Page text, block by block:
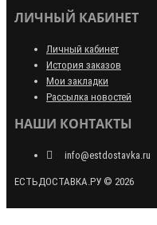
ЛИЧНЫЙ КАБИНЕТ
Личный кабинет
История заказов
Мои закладки
Рассылка новостей
НАШИ КОНТАКТЫ
info@estdostavka.ru
ЕСТЬДОСТАВКА.РУ © 2026